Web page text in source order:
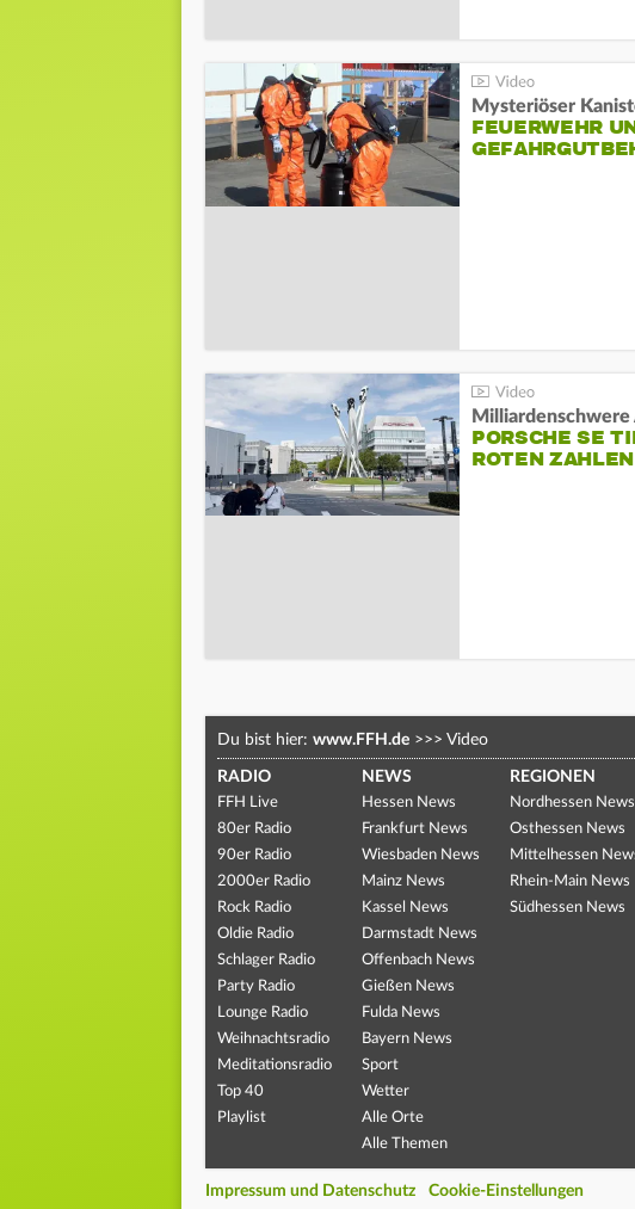
Mysteriöser
FEUERWEHR
Milliardenschwere
PORSCHE SE
ROTEN ZAHLEN
Du bist hier: www.FFH.de >>> Video
RADIO
FFH Live
80er Radio
90er Radio
2000er Radio
Rock Radio
Oldie Radio
Schlager Radio
Party Radio
Lounge Radio
Weihnachtsradio
Meditationsradio
Top 40
Playlist
NEWS
Hessen News
Frankfurt News
Wiesbaden News
Mainz News
Kassel News
Darmstadt News
Offenbach News
Gießen News
Fulda News
Bayern News
Sport
Wetter
Alle Orte
Alle Themen
REGIONEN
Nordhessen News
Osthessen News
Mittelhessen
Rhein-Main News
Südhessen News
Impressum und Datenschutz Cookie-Einstellungen